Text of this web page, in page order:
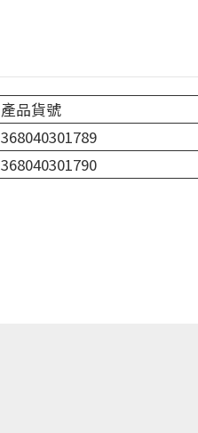
產品貨號
368040301789
368040301790